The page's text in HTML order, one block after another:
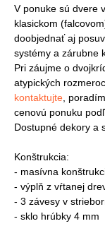
V ponuke sú dvere
klasickom
doobjednať aj
systémy a zárubne
Pri záujme o
atypických
kontaktujte ,
cenovú ponuku
Dostupné dekory a
Konštrukcia:
- masívna
- výplň z vŕtanej
- 3 závesy v
- sklo hrúbky 4 mm